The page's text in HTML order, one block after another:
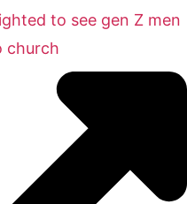
to see gen Z men
church